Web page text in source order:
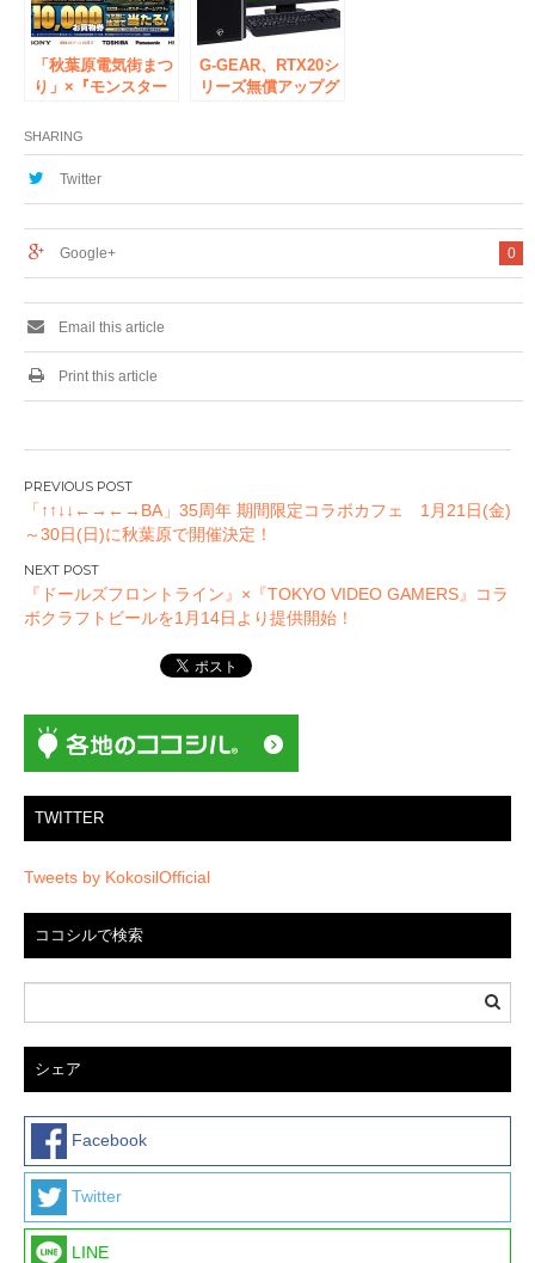
「秋葉原電気街まつ
り」×『モンスター
ラボ決定!! 「春の
秋葉原電気街まつ
り」が3月19日
G-GEAR、RTX20シ
リーズ無償アップグ
SHARING
Twitter
0
Google+
Email this article
Print this article
投
稿
ナ
ビ
ゲ
ン
「↑↑↓↓←→←→BA」35周年 期間限定コラボカフェ 1月21日(金)
～30日(日)に秋葉原で開催決定！
『ドールズフロントライン』×『TOKYO VIDEO GAMERS』コラ
ボクラフトビールを1月14日より提供開始！
TWITTER
Tweets by KokosilOfficial
ココシルで検索
シェア
Facebook
Twitter
LINE